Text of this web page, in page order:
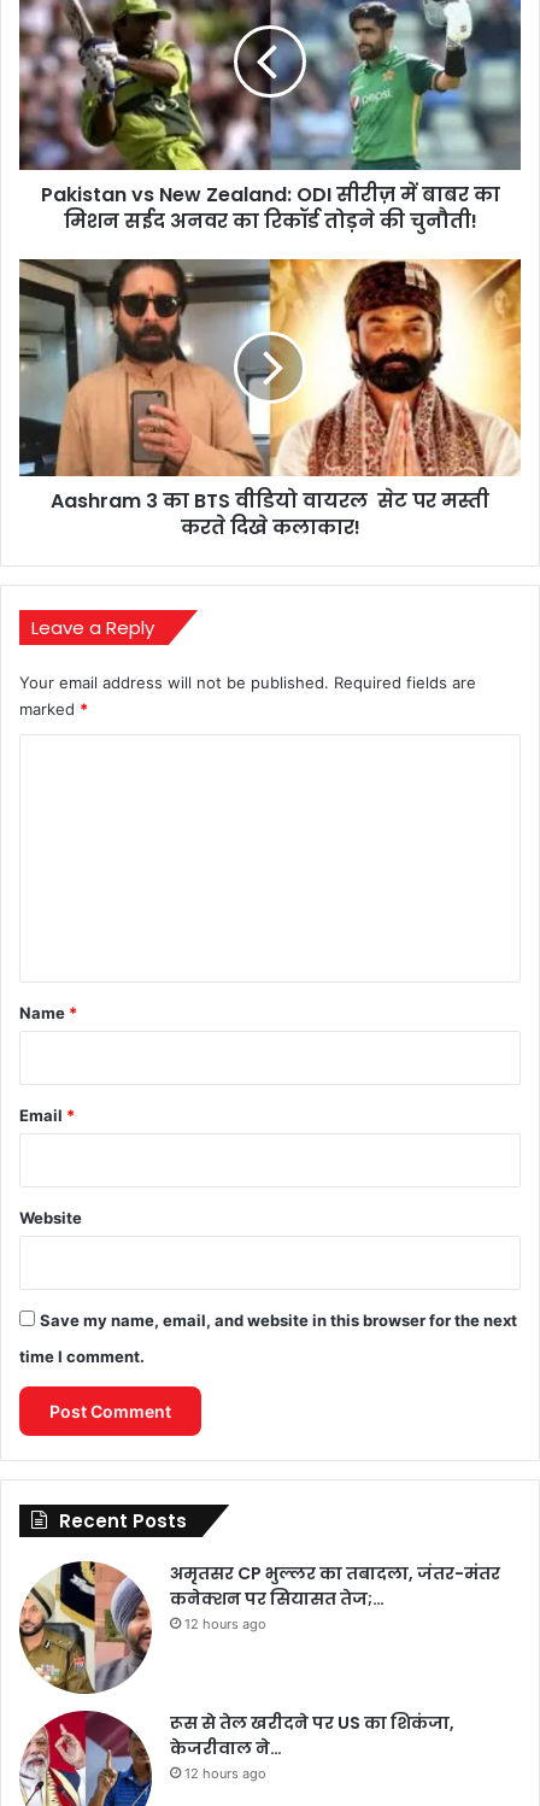
New
Zealand:
ODI
सीरीज़
में
बाबर
का
मिशन
का
रिकॉर्ड
तोड़ने
की
चुनौती!
Pakistan vs New Zealand: ODI सीरीज़ में बाबर का
मिशन सईद अनवर का रिकॉर्ड तोड़ने की चुनौती!
Aashram
3
का
BTS
वीडियो
सेट
पर
मस्ती
Aashram 3 का BTS वीडियो वायरल सेट पर मस्ती
करते दिखे कलाकार!
Leave a Reply
Your email address will not be published. Required fields are
marked *
*
Name *
Email *
Website
Save my name, email, and website in this browser for the next
time I comment.
Recent Posts
अमृतसर CP भुल्लर का तबादला, जंतर-मंतर
कनेक्शन पर सियासत तेज;…
12 hours ago
रूस से तेल खरीदने पर US का शिकंजा,
केजरीवाल ने…
12 hours ago